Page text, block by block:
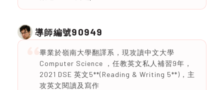
導師編號90949
畢業於嶺南大學翻譯系，現攻讀中文大學
Computer Science ，任教英文私人補習9年，
2021 DSE 英文5**(Reading & Writing 5**)，主
攻英文閱讀及寫作